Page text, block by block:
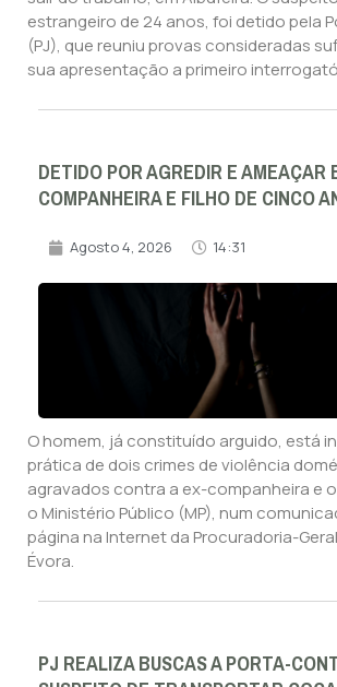
estrangeiro de 24 anos, foi detido pela
(PJ), que reuniu provas consideradas
sua apresentação a primeiro
DETIDO POR AGREDIR E AMEAÇAR
COMPANHEIRA E FILHO DE CINCO
Agosto 4, 2026 14:31
O homem, já constituído arguido, está
prática de dois crimes de violência
agravados contra a ex-companheira e
o Ministério Público (MP), num
página na Internet da Procuradoria-
Évora.
PJ REALIZA BUSCAS A PORTA-